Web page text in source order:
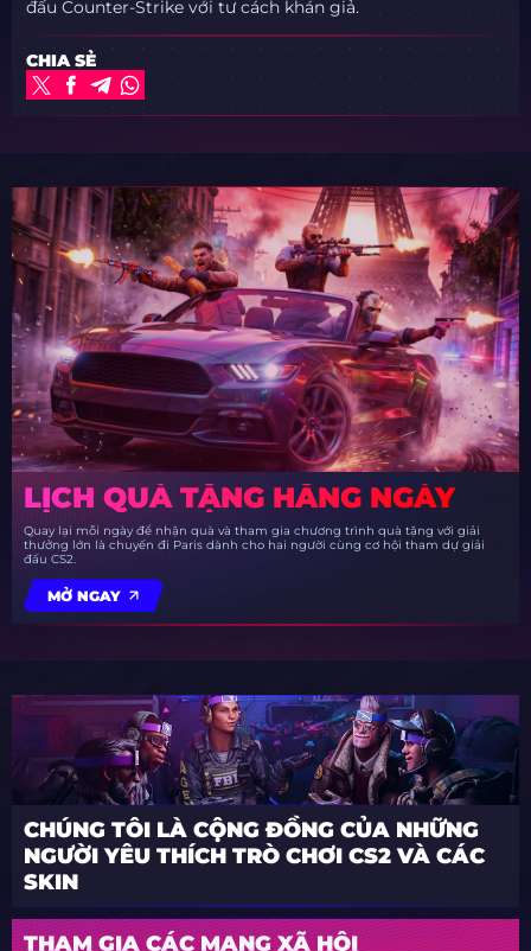
đấu Counter-Strike với tư cách khán giả.
CHIA SẺ
LỊCH QUÀ TẶNG HẰNG NGÀY
Quay lại mỗi ngày để nhận quà và tham gia chương trình quà tặng với giải
thưởng lớn là chuyến đi Paris dành cho hai người cùng cơ hội tham dự giải
đấu CS2.
MỞ NGAY
CHÚNG TÔI LÀ CỘNG ĐỒNG CỦA NHỮNG
NGƯỜI YÊU THÍCH TRÒ CHƠI CS2 VÀ CÁC
SKIN
THAM GIA CÁC MẠNG XÃ HỘI